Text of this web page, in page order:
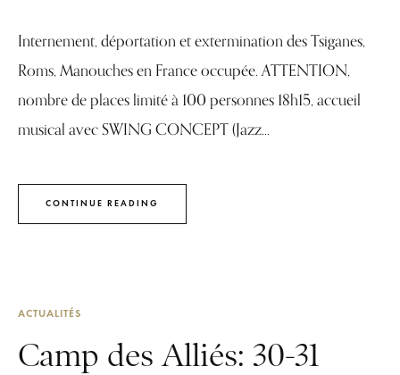
Internement, déportation et extermination des Tsiganes,
Roms, Manouches en France occupée. ATTENTION,
nombre de places limité à 100 personnes 18h15, accueil
musical avec SWING CONCEPT (Jazz...
CONTINUE READING
ACTUALITÉS
Camp des Alliés: 30-31